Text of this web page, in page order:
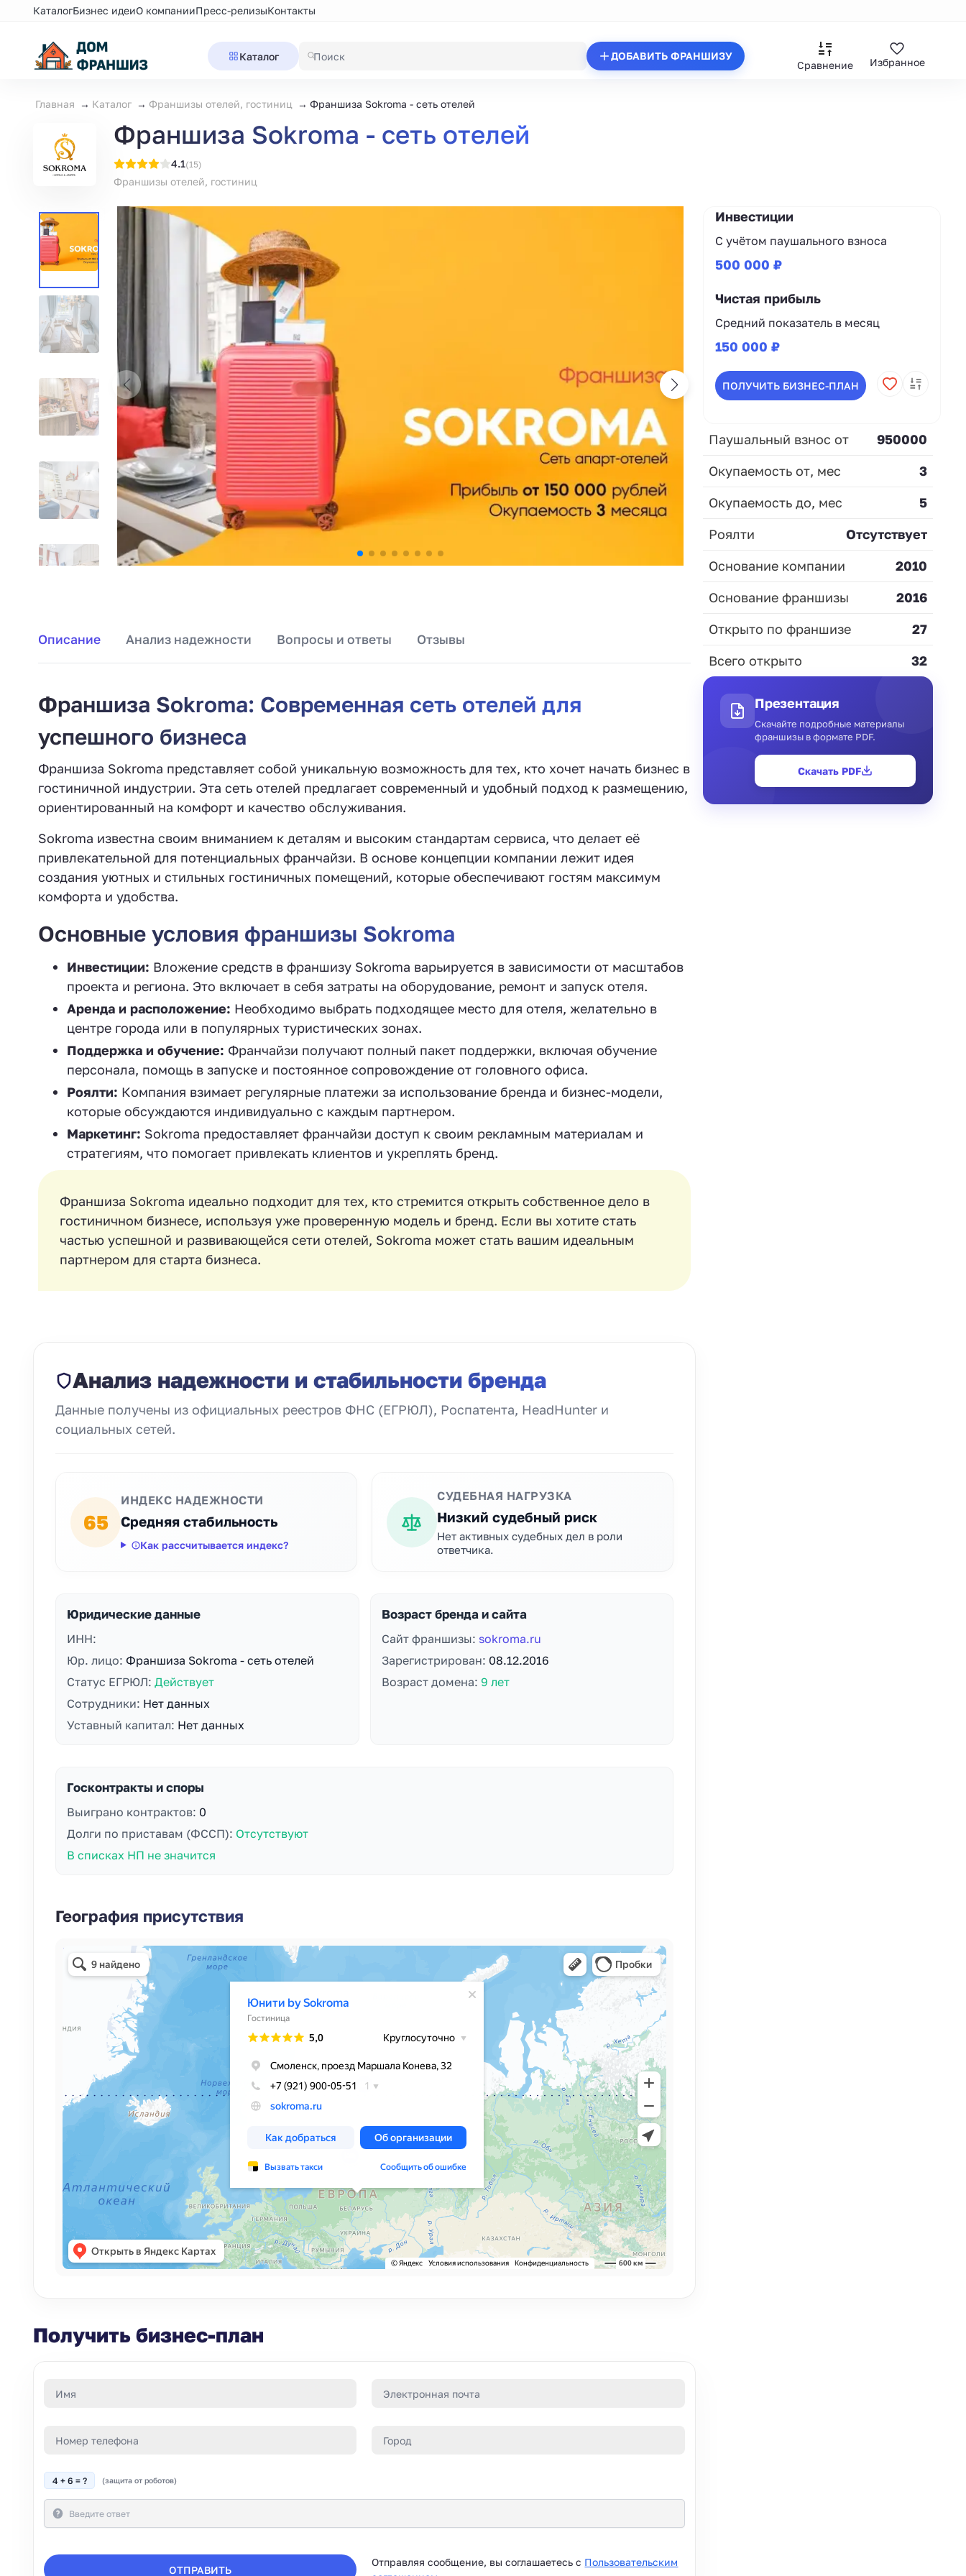
КаталогБизнес идеиО компанииПресс-релизыКонтакты
Каталог ДОБАВИТЬ ФРАНШИЗУ
Сравнение Избранное
Главная Каталог Франшизы отелей, гостиниц Франшиза Sokroma - сеть отелей
Франшиза Sokroma - сеть отелей
4.1(15)
Франшизы отелей, гостиниц
Описание Анализ надежности Вопросы и ответы Отзывы
Франшиза Sokroma: Современная сеть отелей для
успешного бизнеса
Франшиза Sokroma представляет собой уникальную возможность для тех, кто хочет начать бизнес в
гостиничной индустрии. Эта сеть отелей предлагает современный и удобный подход к размещению,
ориентированный на комфорт и качество обслуживания.
Sokroma известна своим вниманием к деталям и высоким стандартам сервиса, что делает её
привлекательной для потенциальных франчайзи. В основе концепции компании лежит идея
создания уютных и стильных гостиничных помещений, которые обеспечивают гостям максимум
комфорта и удобства.
Основные условия франшизы Sokroma
Инвестиции: Вложение средств в франшизу Sokroma варьируется в зависимости от масштабов
проекта и региона. Это включает в себя затраты на оборудование, ремонт и запуск отеля.
Аренда и расположение: Необходимо выбрать подходящее место для отеля, желательно в
центре города или в популярных туристических зонах.
Поддержка и обучение: Франчайзи получают полный пакет поддержки, включая обучение
персонала, помощь в запуске и постоянное сопровождение от головного офиса.
Роялти: Компания взимает регулярные платежи за использование бренда и бизнес-модели,
которые обсуждаются индивидуально с каждым партнером.
Маркетинг: Sokroma предоставляет франчайзи доступ к своим рекламным материалам и
стратегиям, что помогает привлекать клиентов и укреплять бренд.
Франшиза Sokroma идеально подходит для тех, кто стремится открыть собственное дело в
гостиничном бизнесе, используя уже проверенную модель и бренд. Если вы хотите стать
частью успешной и развивающейся сети отелей, Sokroma может стать вашим идеальным
партнером для старта бизнеса.
Анализ надежности и стабильности бренда
Данные получены из официальных реестров ФНС (ЕГРЮЛ), Роспатента, HeadHunter и
социальных сетей.
65
ИНДЕКС НАДЕЖНОСТИ
Средняя стабильность
Как рассчитывается индекс?
СУДЕБНАЯ НАГРУЗКА
Низкий судебный риск
Нет активных судебных дел в роли
ответчика.
Юридические данные
ИНН:
Юр. лицо: Франшиза Sokroma - сеть отелей
Статус ЕГРЮЛ: Действует
Сотрудники: Нет данных
Уставный капитал: Нет данных
Возраст бренда и сайта
Сайт франшизы: sokroma.ru
Зарегистрирован: 08.12.2016
Возраст домена: 9 лет
Госконтракты и споры
Выиграно контрактов: 0
Долги по приставам (ФССП): Отсутствуют
В списках НП не значится
География присутствия
Получить бизнес-план
4 + 6 = ? (защита от роботов)
ОТПРАВИТЬ
Отправляя сообщение, вы соглашаетесь с Пользовательским
Инвестиции
С учётом паушального взноса
500 000 ₽
Чистая прибыль
Средний показатель в месяц
150 000 ₽
ПОЛУЧИТЬ БИЗНЕС-ПЛАН
Паушальный взнос от
950000
Окупаемость от, мес
3
Окупаемость до, мес
5
Роялти
Отсутствует
Основание компании
2010
Основание франшизы
2016
Открыто по франшизе
27
Всего открыто
32
Презентация
Скачайте подробные материалы
франшизы в формате PDF.
Скачать PDF